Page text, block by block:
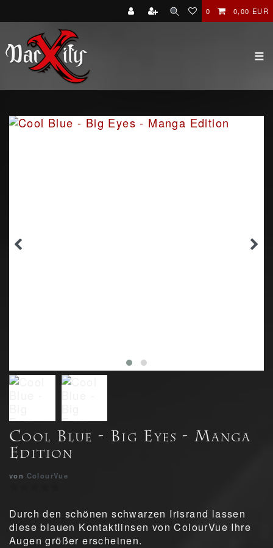
0 0,00 EUR
☰
Cool Blue - Big Eyes - Manga
Edition
von ColourVue
Durch den schönen schwarzen Irisrand lassen
diese blauen Kontaktlinsen von ColourVue Ihre
Augen größer erscheinen.